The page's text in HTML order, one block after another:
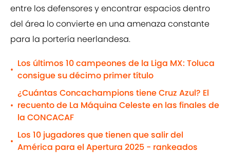
entre los defensores y encontrar espacios dentro
del área lo convierte en una amenaza constante
para la portería neerlandesa.
•
Los últimos 10 campeones de la Liga MX: Toluca
consigue su décimo primer título
•
¿Cuántas Concachampions tiene Cruz Azul? El
recuento de La Máquina Celeste en las finales de
la CONCACAF
•
Los 10 jugadores que tienen que salir del
América para el Apertura 2025 - rankeados